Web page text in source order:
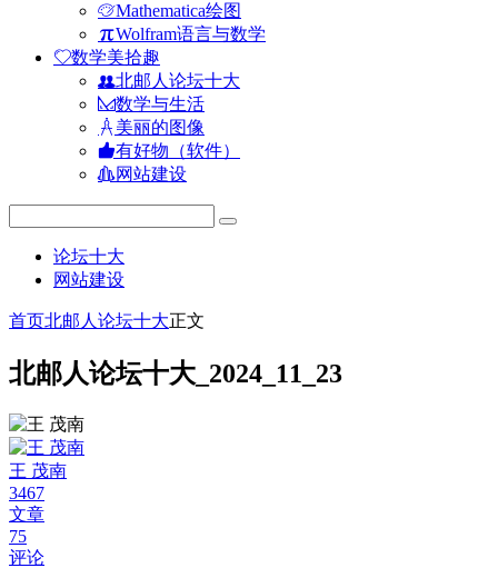
Mathematica绘图
Wolfram语言与数学
数学美拾趣
北邮人论坛十大
数学与生活
美丽的图像
有好物（软件）
网站建设
论坛十大
网站建设
首页北邮人论坛十大正文
北邮人论坛十大_2024_11_23
王 茂南
3467
文章
75
评论